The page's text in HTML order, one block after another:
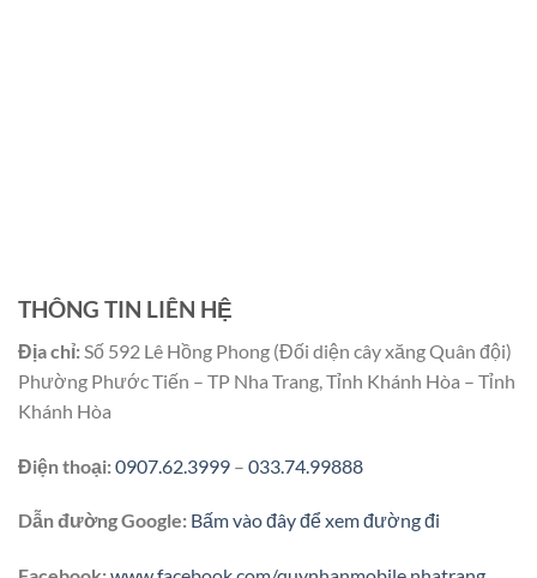
THÔNG TIN LIÊN HỆ
Địa chỉ:Số 592 Lê Hồng Phong (Đối diện cây xăng Quân đội)
Phường Phước Tiến – TP Nha Trang, Tỉnh Khánh Hòa – Tỉnh
Khánh Hòa
Điện thoại:0907.62.3999 – 033.74.99888
Dẫn đường Google: Bấm vào đây để xem đường đi